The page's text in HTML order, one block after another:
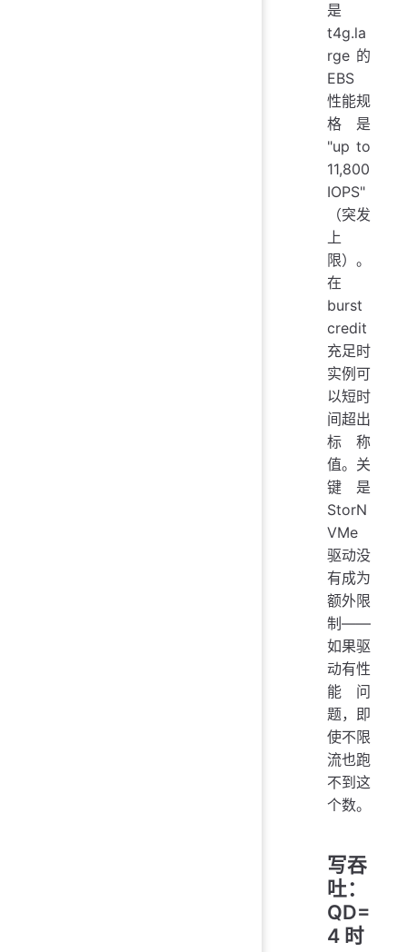
是
t4g.la
rge 的
EBS
性能规
格是
"up to
11,800
IOPS"
（突发
上
限）。
在
burst
credit
充足时
实例可
以短时
间超出
标称
值。关
键是
StorN
VMe
驱动没
有成为
额外限
制——
如果驱
动有性
能问
题，即
使不限
流也跑
不到这
个数。
写吞
吐：
QD=
4 时